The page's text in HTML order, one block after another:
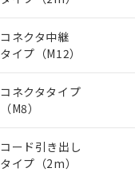
コネクタ中継
タイプ（M12）
コネクタタイプ
（M8）
コード引き出し
タイプ（2m）